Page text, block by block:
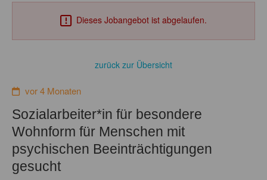
Dieses Jobangebot ist abgelaufen.
zurück zur Übersicht
vor 4 Monaten
Sozialarbeiter*in für besondere
Wohnform für Menschen mit
psychischen Beeinträchtigungen
gesucht